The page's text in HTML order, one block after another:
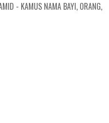
- KAMUS NAMA BAYI, ORANG,